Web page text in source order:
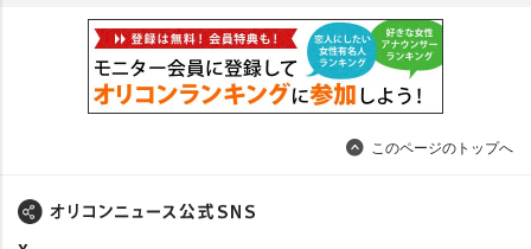
このページのトップへ